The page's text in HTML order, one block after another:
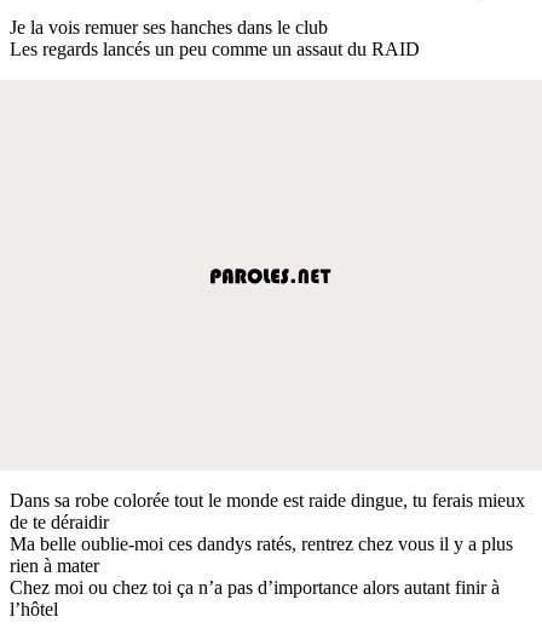
Je la vois remuer ses hanches dans le club
Les regards lancés un peu comme un assaut du RAID
Dans sa robe colorée tout le monde est raide dingue, tu ferais mieux
de te déraidir
Ma belle oublie-moi ces dandys ratés, rentrez chez vous il y a plus
rien à mater
Chez moi ou chez toi ça n’a pas d’importance alors autant finir à
l’hôtel